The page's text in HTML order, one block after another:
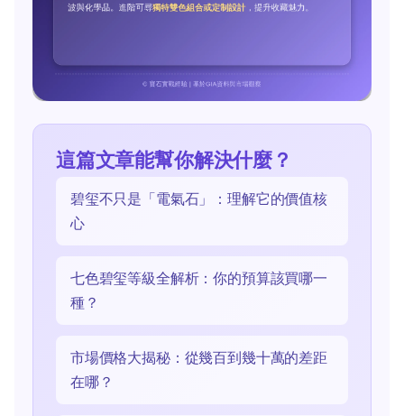
這篇文章能幫你解決什麼？
碧玺不只是「電氣石」：理解它的價值核
心
七色碧玺等級全解析：你的預算該買哪一
種？
市場價格大揭秘：從幾百到幾十萬的差距
在哪？